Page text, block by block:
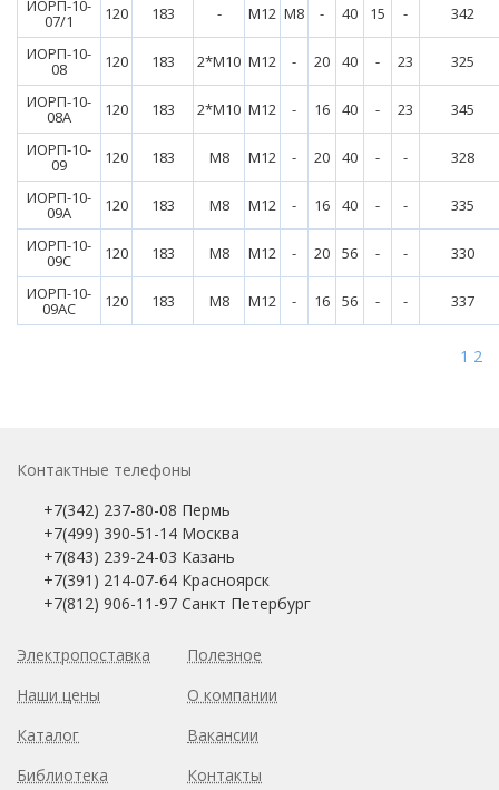
ИОРП-10-
07/1 120 183 - М12 М8 - 40 15 -
342
ИОРП-10-
08 120 183 2*М10 М12 - 20 40 - 23
325
ИОРП-10-
08А 120 183 2*М10 М12 - 16 40 - 23
345
ИОРП-10-
09 120 183 М8 М12 - 20 40 - -
328
ИОРП-10-
09А 120 183 М8 М12 - 16 40 - -
335
ИОРП-10-
09С 120 183 М8 М12 - 20 56 - -
330
ИОРП-10-
09АС 120 183 М8 М12 - 16 56 - - 337
1 2
Контактные телефоны
+7(342) 237-80-08 Пермь
+7(499) 390-51-14 Москва
+7(843) 239-24-03 Казань
+7(391) 214-07-64 Красноярск
+7(812) 906-11-97 Санкт Петербург
Электропоставка
Наши цены
Каталог
Библиотека
Полезное
О компании
Вакансии
Контакты